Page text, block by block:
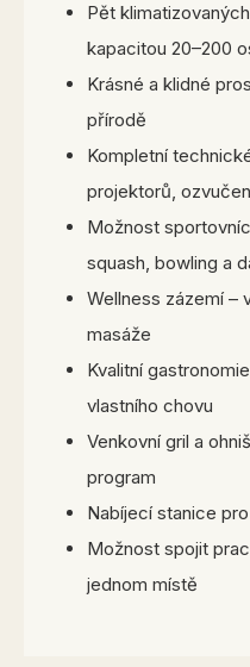
Pět
kapacitou 20–200
Krásné a klidné
přírodě
Kompletní
projektorů,
Možnost
squash, bowling a
Wellness zázemí –
masáže
Kvalitní
vlastního chovu
Venkovní gril a
program
Nabíjecí stanice
Možnost spojit
jednom místě